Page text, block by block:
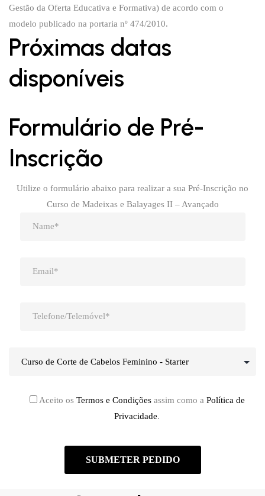
Gestão da Oferta Educativa e Formativa) de acordo com o
modelo publicado na portaria nº 474/2010.
Próximas datas
disponíveis
Formulário de Pré-
Inscrição
Utilize o formulário abaixo para realizar a sua Pré-Inscrição no
Curso de Madeixas e Balayages II – Avançado
Aceito os Termos e Condiçõesassim como a Política de
Privacidade.